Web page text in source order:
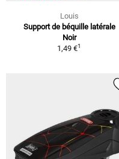
Louis
Support de béquille latérale
Noir
1,49 €1